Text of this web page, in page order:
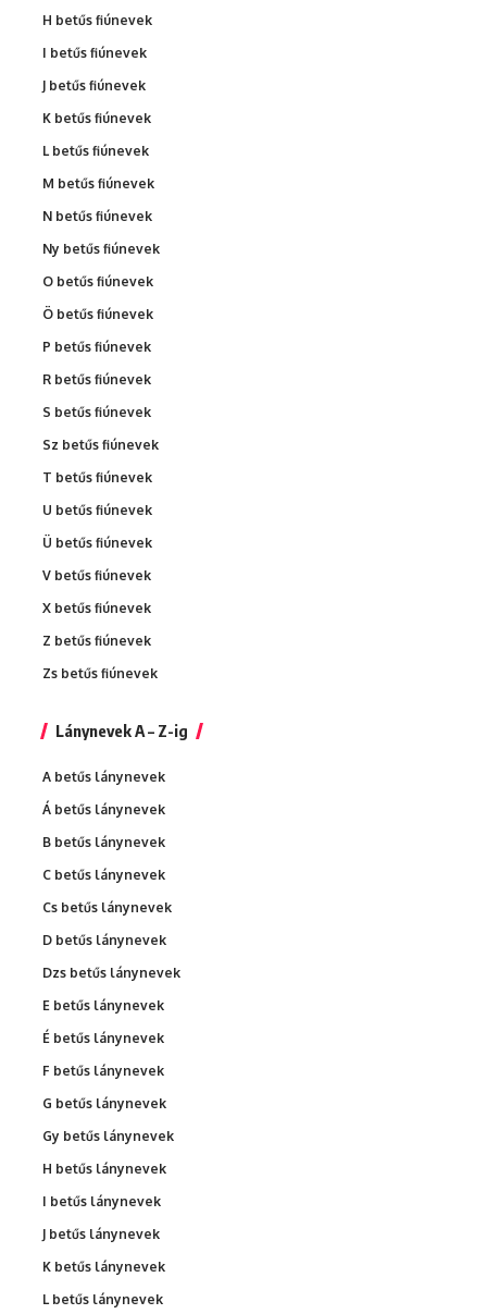
H betűs fiúnevek
I betűs fiúnevek
J betűs fiúnevek
K betűs fiúnevek
L betűs fiúnevek
M betűs fiúnevek
N betűs fiúnevek
Ny betűs fiúnevek
O betűs fiúnevek
Ö betűs fiúnevek
P betűs fiúnevek
R betűs fiúnevek
S betűs fiúnevek
Sz betűs fiúnevek
T betűs fiúnevek
U betűs fiúnevek
Ü betűs fiúnevek
V betűs fiúnevek
X betűs fiúnevek
Z betűs fiúnevek
Zs betűs fiúnevek
Lánynevek A – Z-ig
A betűs lánynevek
Á betűs lánynevek
B betűs lánynevek
C betűs lánynevek
Cs betűs lánynevek
D betűs lánynevek
Dzs betűs lánynevek
E betűs lánynevek
É betűs lánynevek
F betűs lánynevek
G betűs lánynevek
Gy betűs lánynevek
H betűs lánynevek
I betűs lánynevek
J betűs lánynevek
K betűs lánynevek
L betűs lánynevek